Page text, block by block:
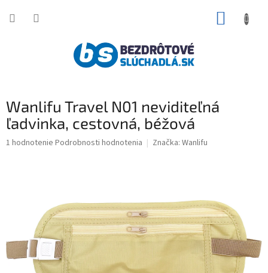
Wanlifu Travel N01 neviditeľná
ľadvinka, cestovná, béžová
Priemerné
hviezdičiek.
1 hodnotenie Podrobnosti hodnotenia Značka: Wanlifu